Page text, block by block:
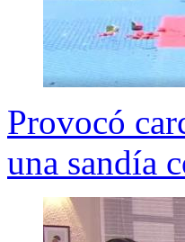
Provocó
una sandía